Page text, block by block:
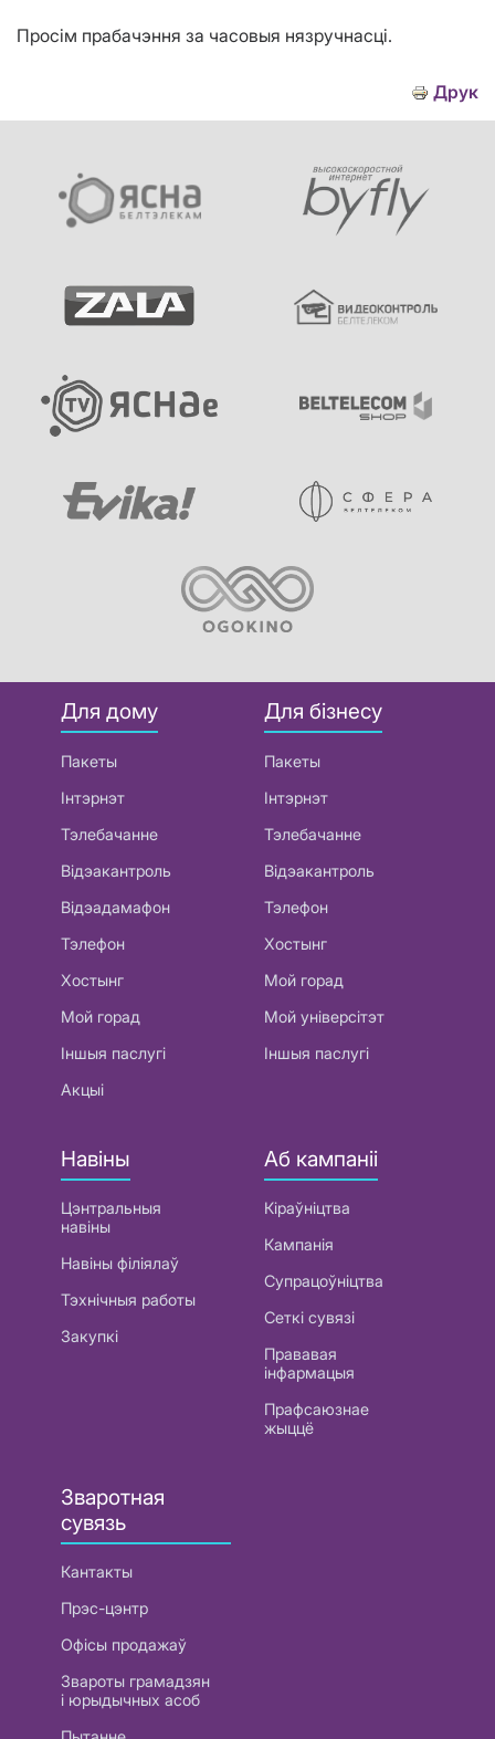
Просім прабачэння за часовыя нязручнасці.
Друк
Для дому
Пакеты
Інтэрнэт
Тэлебачанне
Відэакантроль
Відэадамафон
Тэлефон
Хостынг
Мой горад
Іншыя паслугі
Акцыі
Для бізнесу
Пакеты
Інтэрнэт
Тэлебачанне
Відэакантроль
Тэлефон
Хостынг
Мой горад
Мой універсітэт
Іншыя паслугі
Навіны
Цэнтральныя
навіны
Навіны філіялаў
Тэхнічныя работы
Закупкі
Аб кампаніі
Кіраўніцтва
Кампанія
Супрацоўніцтва
Сеткі сувязі
Прававая
інфармацыя
Прафсаюзнае
жыццё
Зваротная
сувязь
Кантакты
Прэс-цэнтр
Офісы продажаў
Звароты грамадзян
і юрыдычных асоб